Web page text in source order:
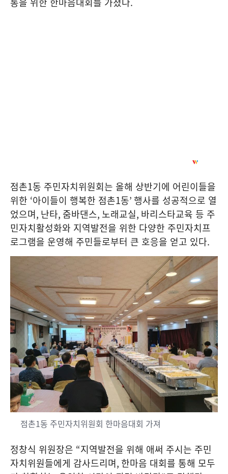
점촌1동 주민자치위원회는 올해 상반기에 어린이들을
위한 ‘아이들이 행복한 점촌1동’행사를 성공적으로 열
었으며, 난타, 줌바댄스, 노래교실, 바리스타교육 등 주
민자치활성화와 지역발전을 위한 다양한 주민자치프
로그램을 운영해 주민들로부터 큰 호응을 얻고 있다.
점촌1동 주민자치위원회 한마음대회 가져
정창식 위원장은 “지역발전을 위해 애써 주시는 주민
자치위원들에게 감사드리며, 한마음 대회를 통해 모두